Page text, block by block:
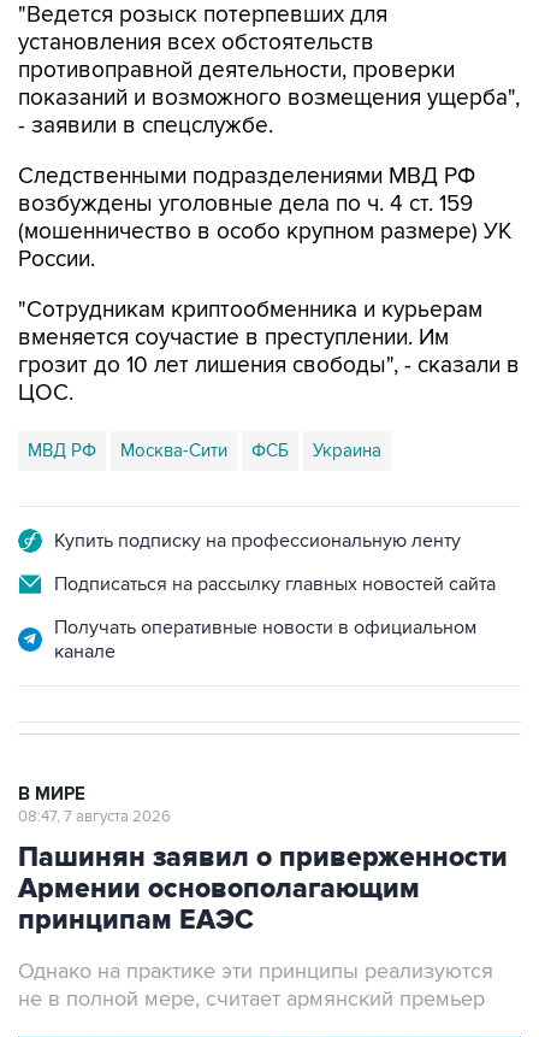
"Ведется розыск потерпевших для
установления всех обстоятельств
противоправной деятельности, проверки
показаний и возможного возмещения ущерба",
- заявили в спецслужбе.
Следственными подразделениями МВД РФ
возбуждены уголовные дела по ч. 4 ст. 159
(мошенничество в особо крупном размере) УК
России.
"Сотрудникам криптообменника и курьерам
вменяется соучастие в преступлении. Им
грозит до 10 лет лишения свободы", - сказали в
ЦОС.
МВД РФ Москва-Сити ФСБ Украина
Купить подписку на профессиональную ленту
Подписаться на рассылку главных новостей сайта
Получать оперативные новости в официальном
канале
В МИРЕ
08:47, 7 августа 2026
Пашинян заявил о приверженности
Армении основополагающим
принципам ЕАЭС
Однако на практике эти принципы реализуются
не в полной мере, считает армянский премьер